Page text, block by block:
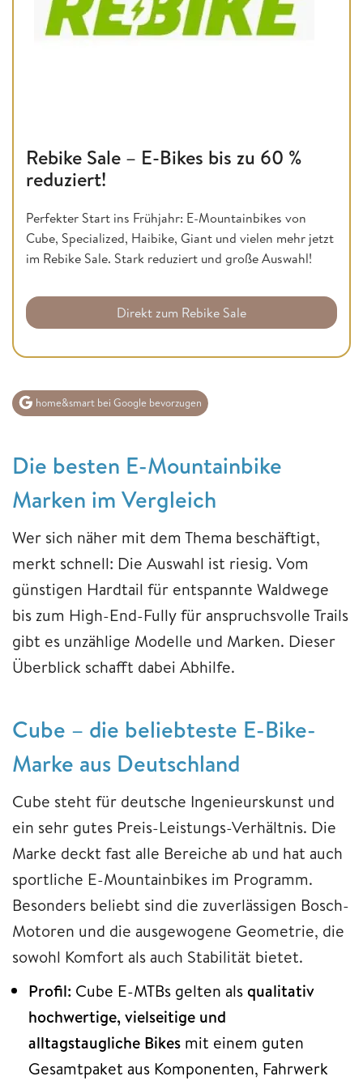
Rebike Sale – E-Bikes bis zu 60 %
reduziert!
Perfekter Start ins Frühjahr: E-Mountainbikes von
Cube, Specialized, Haibike, Giant und vielen mehr jetzt
im Rebike Sale. Stark reduziert und große Auswahl!
Direkt zum Rebike Sale
home&smart bei Google bevorzugen
Die besten E-Mountainbike
Marken im Vergleich
Wer sich näher mit dem Thema beschäftigt,
merkt schnell: Die Auswahl ist riesig. Vom
günstigen Hardtail für entspannte Waldwege
bis zum High-End-Fully für anspruchsvolle Trails
gibt es unzählige Modelle und Marken. Dieser
Überblick schafft dabei Abhilfe.
Cube – die beliebteste E-Bike-
Marke aus Deutschland
Cube steht für deutsche Ingenieurskunst und
ein sehr gutes Preis-Leistungs-Verhältnis. Die
Marke deckt fast alle Bereiche ab und hat auch
sportliche E-Mountainbikes im Programm.
Besonders beliebt sind die zuverlässigen Bosch-
Motoren und die ausgewogene Geometrie, die
sowohl Komfort als auch Stabilität bietet.
Profil: Cube E-MTBs gelten als qualitativ
hochwertige, vielseitige und
alltagstaugliche Bikes mit einem guten
Gesamtpaket aus Komponenten, Fahrwerk